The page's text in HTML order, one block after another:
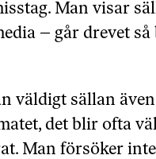
Man visar
– går drevet
väldigt sällan
det blir ofta
Man försöker